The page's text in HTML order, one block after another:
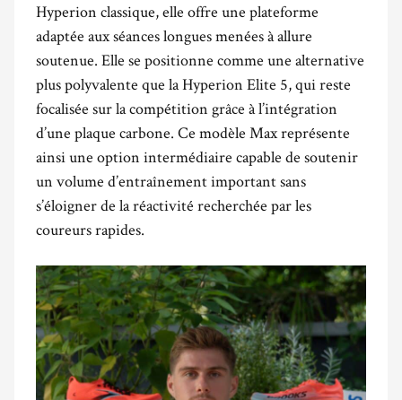
Hyperion classique, elle offre une plateforme
adaptée aux séances longues menées à allure
soutenue. Elle se positionne comme une alternative
plus polyvalente que la Hyperion Elite 5, qui reste
focalisée sur la compétition grâce à l’intégration
d’une plaque carbone. Ce modèle Max représente
ainsi une option intermédiaire capable de soutenir
un volume d’entraînement important sans
s’éloigner de la réactivité recherchée par les
coureurs rapides.